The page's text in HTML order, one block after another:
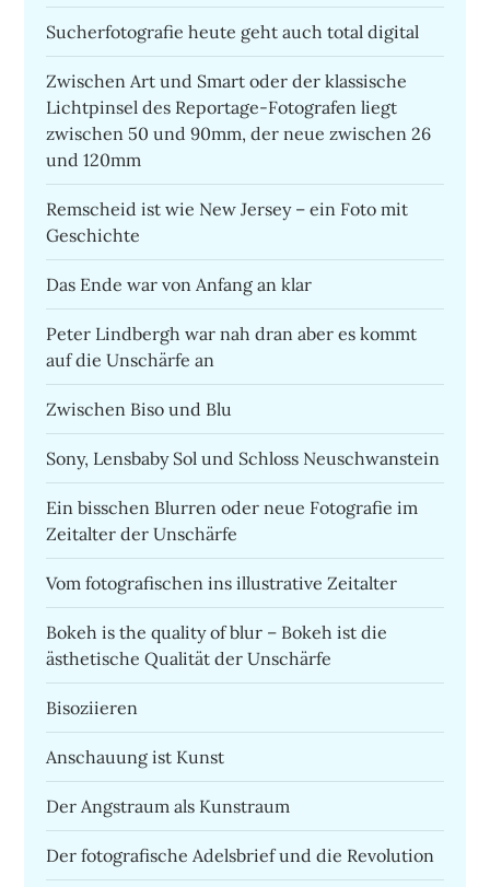
Sucherfotografie heute geht auch total digital
Zwischen Art und Smart oder der klassische
Lichtpinsel des Reportage-Fotografen liegt
zwischen 50 und 90mm, der neue zwischen 26
und 120mm
Remscheid ist wie New Jersey – ein Foto mit
Geschichte
Das Ende war von Anfang an klar
Peter Lindbergh war nah dran aber es kommt
auf die Unschärfe an
Zwischen Biso und Blu
Sony, Lensbaby Sol und Schloss Neuschwanstein
Ein bisschen Blurren oder neue Fotografie im
Zeitalter der Unschärfe
Vom fotografischen ins illustrative Zeitalter
Bokeh is the quality of blur – Bokeh ist die
ästhetische Qualität der Unschärfe
Bisoziieren
Anschauung ist Kunst
Der Angstraum als Kunstraum
Der fotografische Adelsbrief und die Revolution